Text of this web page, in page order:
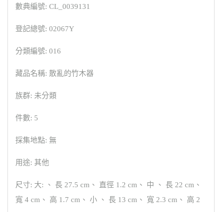
數典編號: CL_0039131
登記總號: 02067Y
分類編號: 016
藏品名稱: 散亂的竹木器
族群: 未分類
件數: 5
採集地點: 無
用途: 其他
尺寸: 大: 、 長 27.5 cm、 直徑 1.2 cm、 中 、 長 22 cm、
寬 4 cm、 高 1.7 cm、 小 、 長 13 cm、 寬 2.3 cm、 高 2